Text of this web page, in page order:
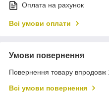
Оплата на рахунок
Всі умови оплати
Умови повернення
Повернення товару впродовж
Всі умови повернення